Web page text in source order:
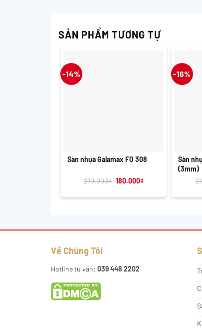
SẢN PHẨM TƯƠNG TỰ
-14%
Sàn nhựa Galamax FO 308
210.000₫ Giá
180.000₫Giá
-16%
Sàn
(3mm)
Về Chúng Tôi
Hotline tư vấn: 039 448 2202